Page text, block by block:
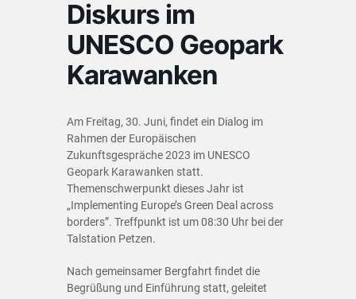
Diskurs im
UNESCO Geopark
Karawanken
Am Freitag, 30. Juni, findet ein Dialog im
Rahmen der Europäischen
Zukunftsgespräche 2023 im UNESCO
Geopark Karawanken statt.
Themenschwerpunkt dieses Jahr ist
„Implementing Europe’s Green Deal across
borders”. Treffpunkt ist um 08:30 Uhr bei der
Talstation Petzen.
Nach gemeinsamer Bergfahrt findet die
Begrüßung und Einführung statt, geleitet